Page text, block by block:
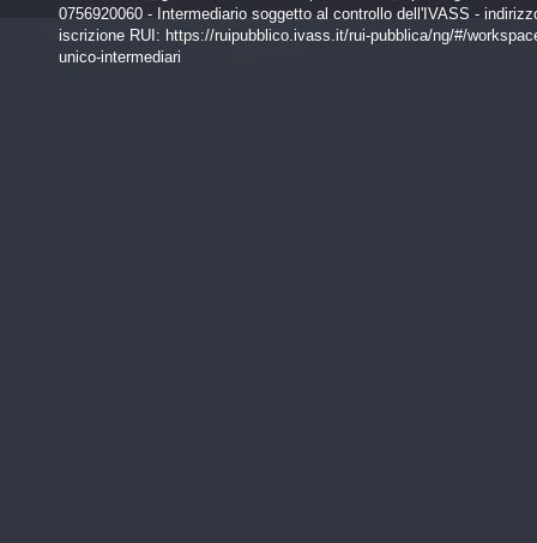
0756920060 - Intermediario soggetto al controllo dell'IVASS -
iscrizione RUI: https://ruipubblico.ivass.it/rui-pubblica/ng/#/
unico-intermediari